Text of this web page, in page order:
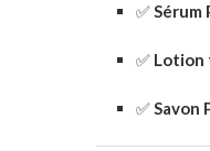
✅Sérum
✅ Lotion
✅Savon